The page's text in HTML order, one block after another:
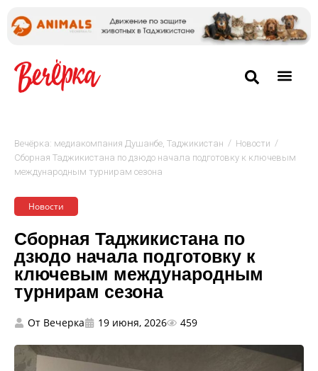
Вечёрка: медиакомпания Душанбе, Таджикистан / Новости /
Сборная Таджикистана по дзюдо начала подготовку к ключевым
международным турнирам сезона
Новости
Сборная Таджикистана по
дзюдо начала подготовку к
ключевым международным
турнирам сезона
От Вечерка 19 июня, 2026 459